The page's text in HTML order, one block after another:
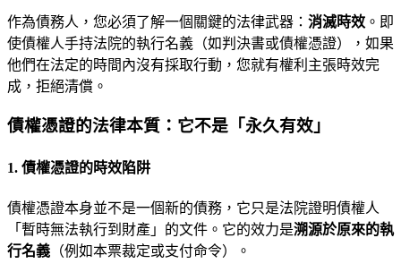
作為債務人，您必須了解一個關鍵的法律武器： 消滅時效 。即
使債權人手持法院的執行名義（如判決書或債權憑證），如果
他們在法定的時間內沒有採取行動，您就有權利主張時效完
成，拒絕清償。
債權憑證的法律本質：它不是「永久有效」
1. 債權憑證的時效陷阱
債權憑證本身並不是一個新的債務，它只是法院證明債權人
「暫時無法執行到財產」的文件。它的效力是溯源於原來的執
行名義 （例如本票裁定或支付命令）。